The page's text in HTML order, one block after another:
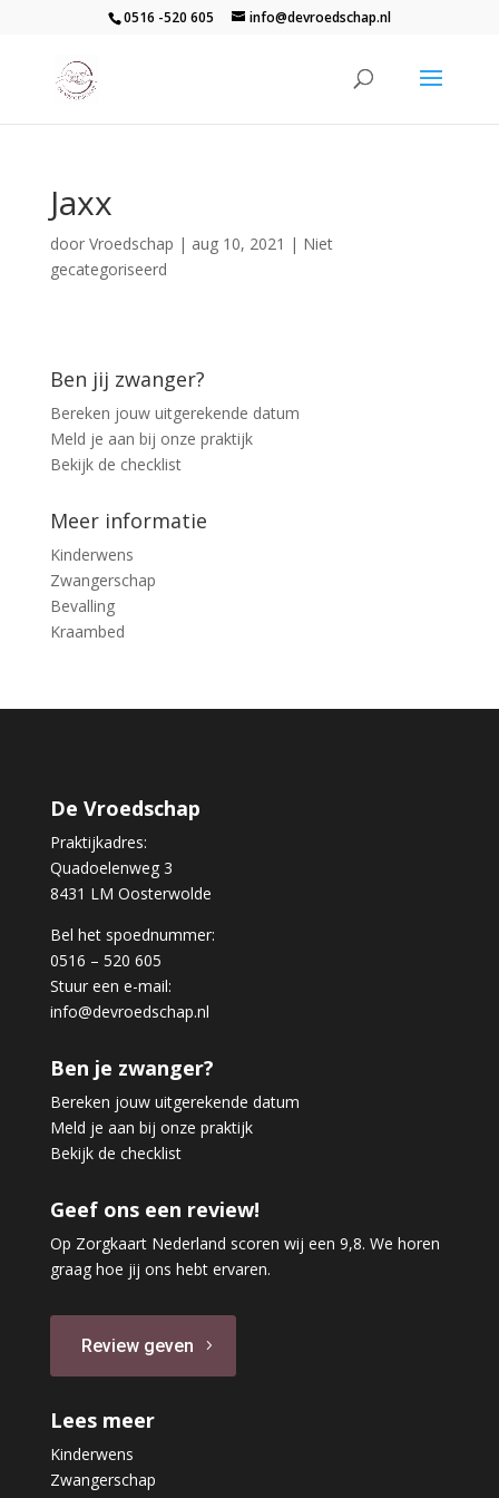
0516 -520 605 info@devroedschap.nl
Jaxx
door Vroedschap | aug 10, 2021 | Niet
gecategoriseerd
Ben jij zwanger?
Bereken jouw uitgerekende datum
Meld je aan bij onze praktijk
Bekijk de checklist
Meer informatie
Kinderwens
Zwangerschap
Bevalling
Kraambed
De Vroedschap
Praktijkadres:
Quadoelenweg 3
8431 LM Oosterwolde
Bel het spoednummer:
0516 – 520 605
Stuur een e-mail:
info@devroedschap.nl
Ben je zwanger?
Bereken jouw uitgerekende datum
Meld je aan bij onze praktijk
Bekijk de checklist
Geef ons een review!
Op Zorgkaart Nederland scoren wij een 9,8. We horen
graag hoe jij ons hebt ervaren.
Review geven
Lees meer
Kinderwens
Zwangerschap